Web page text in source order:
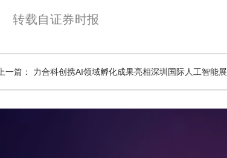
转载自证券时报
上一篇： 力合科创携AI领域孵化成果亮相深圳国际人工智能展